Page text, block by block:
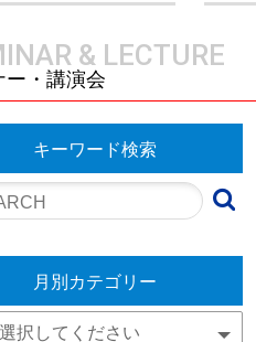
& LECTURE
ー・講演会
キーワード検索
月別カテゴリー